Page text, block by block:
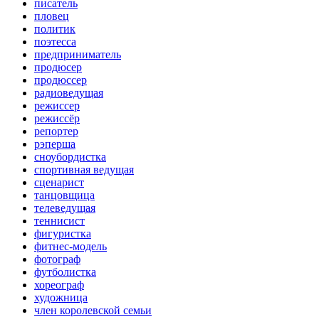
писатель
пловец
политик
поэтесса
предприниматель
продюсер
продюссер
радиоведущая
режиссер
режиссёр
репортер
рэперша
сноубордистка
спортивная ведущая
сценарист
танцовщица
телеведущая
теннисист
фигуристка
фитнес-модель
фотограф
футболистка
хореограф
художница
член королевской семьи